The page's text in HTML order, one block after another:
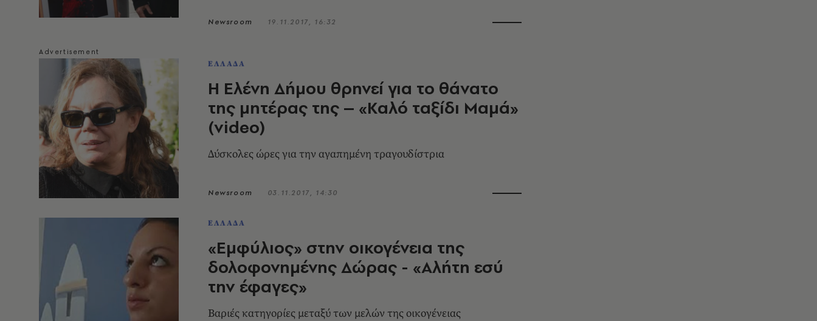
Newsroom 19.11.2017, 16:32
ΕΛΛΑΔΑ
Η Ελένη Δήμου θρηνεί για το θάνατο
της μητέρας της – «Καλό ταξίδι Μαμά»
(video)
Δύσκολες ώρες για την αγαπημένη τραγουδίστρια
Newsroom 03.11.2017, 14:30
ΕΛΛΑΔΑ
«Εμφύλιος» στην οικογένεια της
δολοφονημένης Δώρας - «Αλήτη εσύ
την έφαγες»
Βαριές κατηγορίες μεταξύ των μελών της οικογένειας